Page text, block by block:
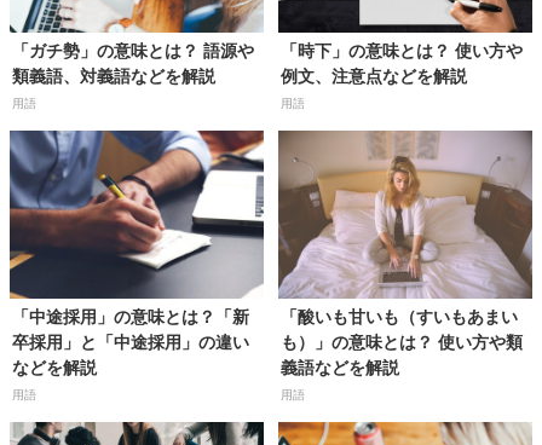
「ガチ勢」の意味とは？ 語源や
類義語、対義語などを解説
用語
「時下」の意味とは？ 使い方や
例文、注意点などを解説
用語
「中途採用」の意味とは？「新
卒採用」と「中途採用」の違い
などを解説
用語
「酸いも甘いも（すいもあまい
も）」の意味とは？ 使い方や類
義語などを解説
用語